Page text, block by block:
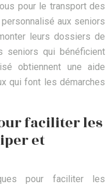
pour le transport des
aux seniors
leurs dossiers de
seniors qui bénéficient
obtiennent une aide
qui font les démarches
faciliter les
et
pour faciliter les